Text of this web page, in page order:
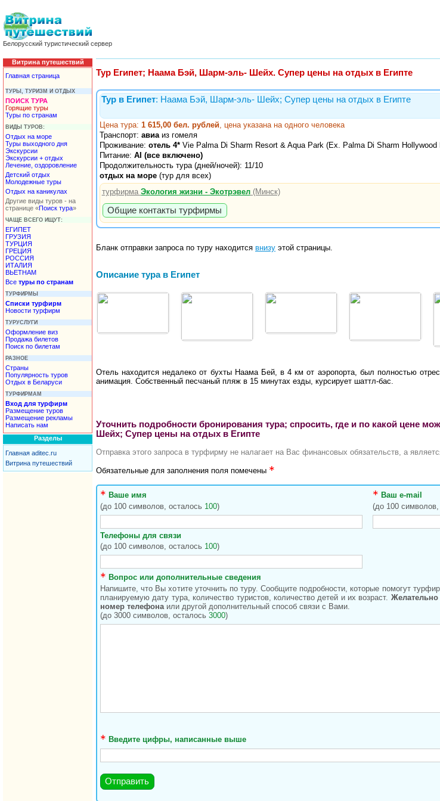
Белорусский туристический сервер
Витрина путешествий
Главная страница
ТУРЫ, ТУРИЗМ И ОТДЫХ
ПОИСК ТУРА
Горящие туры
Туры по странам
ВИДЫ ТУРОВ:
Отдых на море
Туры выходного дня
Экскурсии
Экскурсии + отдых
Лечение, оздоровление
Детский отдых
Молодежные туры
Отдых на каникулах
Другие виды туров - на
странице «Поиск тура»
ЧАЩЕ ВСЕГО ИЩУТ:
ЕГИПЕТ
ГРУЗИЯ
ТУРЦИЯ
ГРЕЦИЯ
РОССИЯ
ИТАЛИЯ
ВЬЕТНАМ
Все туры по странам
ТУРФИРМЫ
Списки турфирм
Новости турфирм
ТУРУСЛУГИ
Оформление виз
Продажа билетов
Поиск по билетам
РАЗНОЕ
Страны
Популярность туров
Отдых в Беларуси
ТУРФИРМАМ
Вход для турфирм
Размещение туров
Размещение рекламы
Написать нам
Разделы
Главная aditec.ru
Витрина путешествий
Тур Египет; Наама Бэй, Шарм-эль- Шейх. Супер цены на отдых в Египте
Тур в Египет: Наама Бэй, Шарм-эль- Шейх; Супер цены на отдых в Египте
Цена тура: 1 615,00 бел. рублей , цена указана на одного человека
Транспорт: авиа из гомеля
Проживание: отель 4* Vie Palma Di Sharm Resort & Aqua Park (Ex. Palma Di Sharm Hollywood
Питание: AI (все включено)
Продолжительность тура (дней/ночей): 11/10
отдых на море (тур для всех)
турфирма Экология жизни - Экотрэвел(Минск)
Общие контакты турфирмы
Бланк отправки запроса по туру находится внизу этой страницы.
Описание тура в Египет
Отель находится недалеко от бухты Наама Бей, в 4 км от аэропорта, был полностью
анимация. Собственный песчаный пляж в 15 минутах езды, курсирует шаттл-бас.
Уточнить подробности бронирования тура; спросить, где и по какой цене
Шейх; Супер цены на отдых в Египте
Отправка этого запроса в турфирму не налагает на Вас финансовых обязательств, а
Обязательные для заполнения поля помечены
Ваше имя
(до 100 символов, осталось 100)
Ваш e-mail
(до 100 символов,
Телефоны для связи
(до 100 символов, осталось 100)
Вопрос или дополнительные сведения
Напишите, что Вы хотите уточнить по туру. Сообщите подробности, которые помогут
планируемую дату тура, количество туристов, количество детей и их возраст. Желательно
номер телефонаили другой дополнительный способ связи с Вами.
(до 3000 символов, осталось 3000)
Введите цифры, написанные выше